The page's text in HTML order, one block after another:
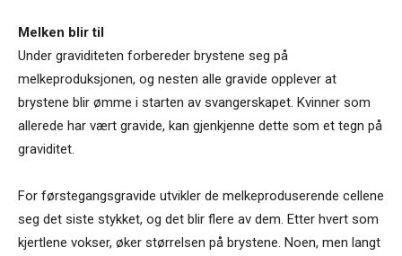
Melken blir til
Under graviditeten forbereder brystene seg på
melkeproduksjonen, og nesten alle gravide opplever at
brystene blir ømme i starten av svangerskapet. Kvinner som
allerede har vært gravide, kan gjenkjenne dette som et tegn på
graviditet.
For førstegangsgravide utvikler de melkeproduserende cellene
seg det siste stykket, og det blir flere av dem. Etter hvert som
kjertlene vokser, øker størrelsen på brystene. Noen, men langt